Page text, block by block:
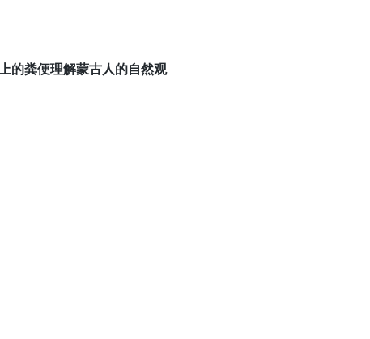
的粪便理解蒙古人的自然观